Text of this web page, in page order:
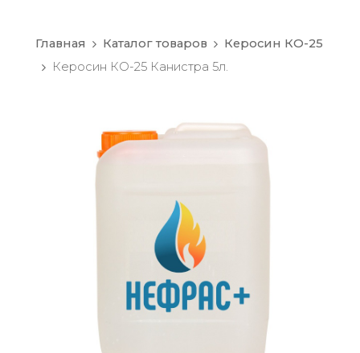
Главная Каталог товаров
Керосин КО-25
Керосин КО-25 Канистра 5л.